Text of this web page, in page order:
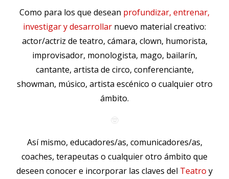
Como para los que desean profundizar, entrenar,
investigar y desarrollar nuevo material creativo:
actor/actriz de teatro, cámara, clown, humorista,
improvisador, monologista, mago, bailarín,
cantante, artista de circo, conferenciante,
showman, músico, artista escénico o cualquier otro
ámbito.
Así mismo, educadores/as, comunicadores/as,
coaches, terapeutas o cualquier otro ámbito que
deseen conocer e incorporar las claves del Teatro y